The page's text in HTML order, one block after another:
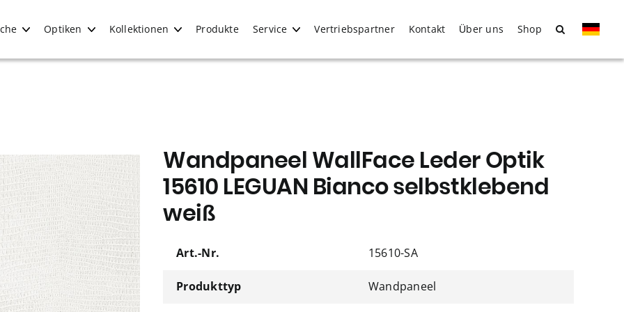
Optiken Kollektionen Produkte Service Vertriebspartner Kontakt Über uns Shop
Wandpaneel WallFace Leder Optik
15610 LEGUAN Bianco selbstklebend
weiß
Art.-Nr. 15610-SA
Produkttyp Wandpaneel